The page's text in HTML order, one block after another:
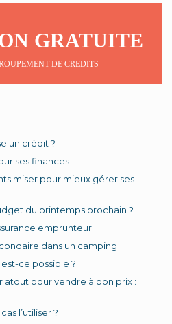
GRATUITE
DE CREDITS
un crédit ?
ses finances
miser pour mieux gérer ses
du printemps prochain ?
emprunteur
dans un camping
ce possible ?
atout pour vendre à bon prix :
l’utiliser ?